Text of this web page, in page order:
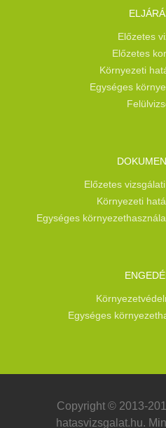
Előzetes
Előzetes
Környezeti
Egységes
Előzetes
Környezeti
Egységes
Egységes
Copyright © 2013-
hatasvizsgalat.hu.